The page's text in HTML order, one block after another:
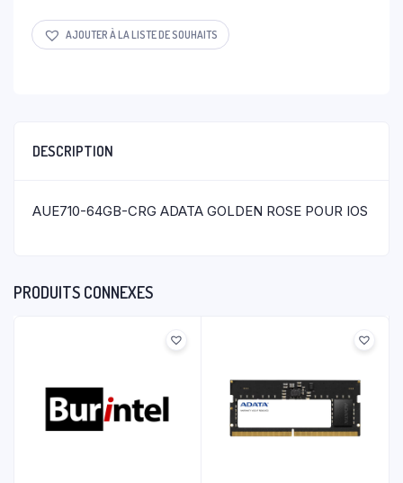
AJOUTER À LA LISTE DE SOUHAITS
DESCRIPTION
AUE710-64GB-CRG ADATA GOLDEN ROSE POUR IOS
PRODUITS CONNEXES